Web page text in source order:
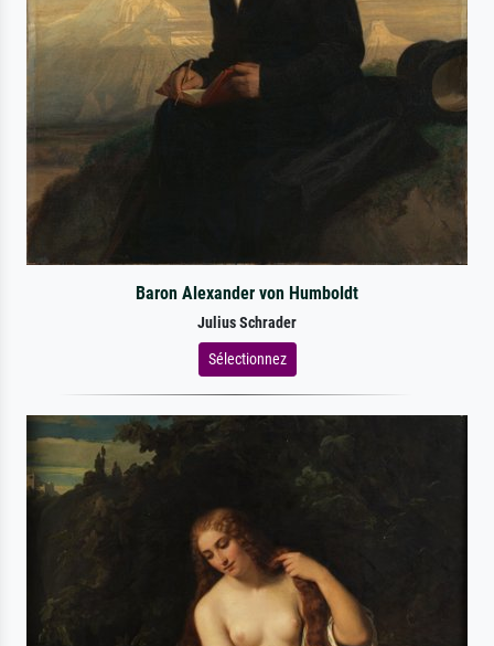
Baron Alexander von Humboldt
Julius Schrader
Sélectionnez